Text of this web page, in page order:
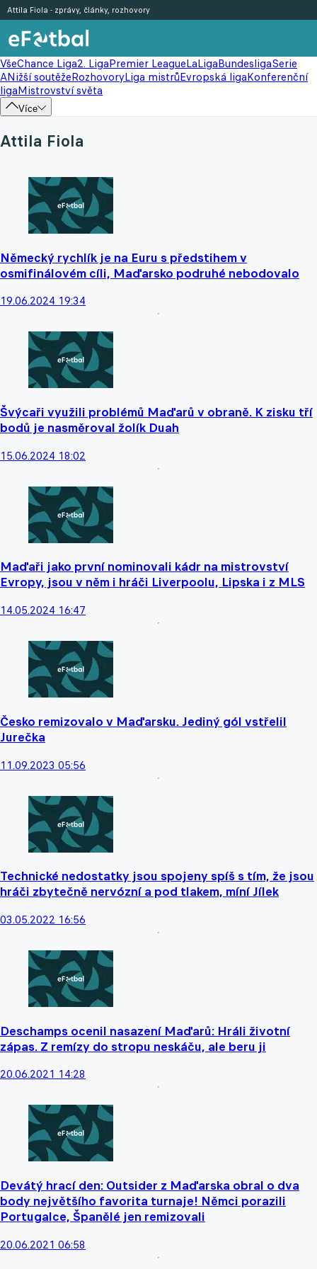
VšeChance Liga2. LigaPremier LeagueLaLigaBundesligaSerie
ANižší soutěžeRozhovoryLiga mistrůEvropská ligaKonferenční
ligaMistrovství světa
Více
Attila Fiola - zprávy, články, rozhovory
Attila Fiola
Německý rychlík je na Euru s předstihem v
osmifinálovém cíli, Maďarsko podruhé nebodovalo
19.06.2024 19:34
Švýcaři využili problémů Maďarů v obraně. K zisku tří
bodů je nasměroval žolík Duah
15.06.2024 18:02
Maďaři jako první nominovali kádr na mistrovství
Evropy, jsou v něm i hráči Liverpoolu, Lipska i z MLS
14.05.2024 16:47
Česko remizovalo v Maďarsku. Jediný gól vstřelil
Jurečka
11.09.2023 05:56
Technické nedostatky jsou spojeny spíš s tím, že jsou
hráči zbytečně nervózní a pod tlakem, míní Jílek
03.05.2022 16:56
Deschamps ocenil nasazení Maďarů: Hráli životní
zápas. Z remízy do stropu neskáču, ale beru ji
20.06.2021 14:28
Devátý hrací den: Outsider z Maďarska obral o dva
body největšího favorita turnaje! Němci porazili
Portugalce, Španělé jen remizovali
20.06.2021 06:58